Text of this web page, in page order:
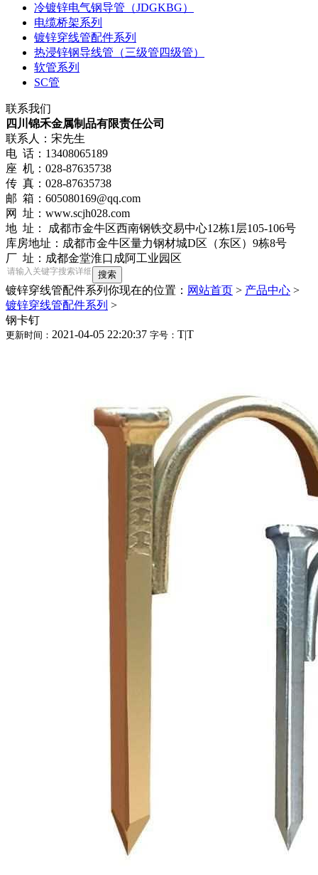
冷镀锌电气钢导管（JDGKBG）
电缆桥架系列
镀锌穿线管配件系列
热浸锌钢导线管（三级管四级管）
软管系列
SC管
联系我们
四川锦禾金属制品有限责任公司
联系人：宋先生
电 话：13408065189
座 机：028-87635738
传 真：028-87635738
邮 箱：605080169@qq.com
网 址：www.scjh028.com
地 址： 成都市金牛区西南钢铁交易中心12栋1层105-106号
库房地址：成都市金牛区量力钢材城D区（东区）9栋8号
厂 址：成都金堂淮口成阿工业园区
镀锌穿线管配件系列 你现在的位置： 网站首页 > 产品中心 >
镀锌穿线管配件系列 >
钢卡钉
更新时间： 2021-04-05 22:20:37 字号： T|T